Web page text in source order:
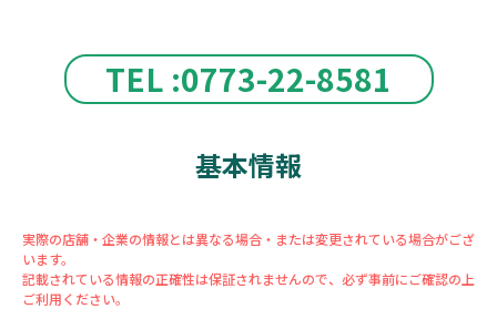
TEL :0773-22-8581
基本情報
実際の店舗・企業の情報とは異なる場合・または変更されている場合がござ
います。
記載されている情報の正確性は保証されませんので、必ず事前にご確認の上
ご利用ください。